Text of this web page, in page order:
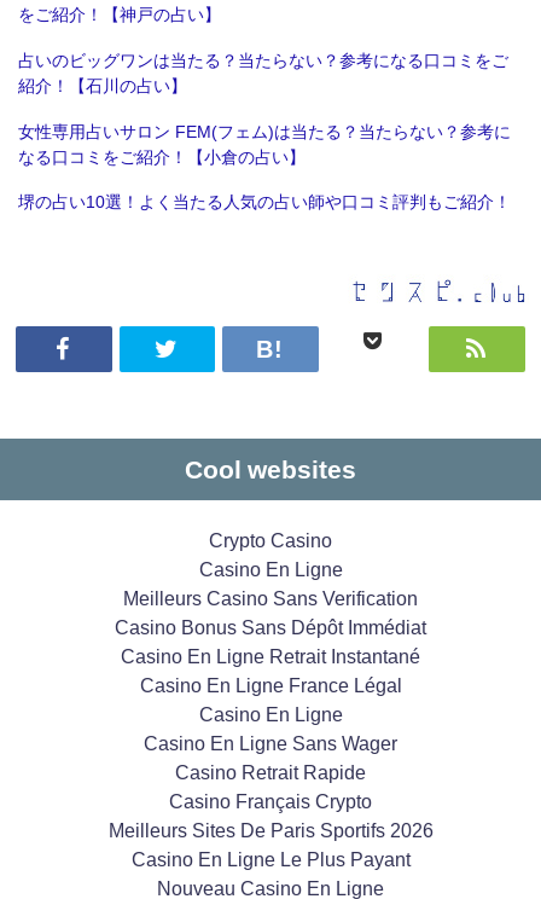
をご紹介！【神戸の占い】
占いのビッグワンは当たる？当たらない？参考になる口コミをご
紹介！【石川の占い】
女性専用占いサロン FEM(フェム)は当たる？当たらない？参考に
なる口コミをご紹介！【小倉の占い】
堺の占い10選！よく当たる人気の占い師や口コミ評判もご紹介！
Cool websites
Crypto Casino
Casino En Ligne
Meilleurs Casino Sans Verification
Casino Bonus Sans Dépôt Immédiat
Casino En Ligne Retrait Instantané
Casino En Ligne France Légal
Casino En Ligne
Casino En Ligne Sans Wager
Casino Retrait Rapide
Casino Français Crypto
Meilleurs Sites De Paris Sportifs 2026
Casino En Ligne Le Plus Payant
Nouveau Casino En Ligne